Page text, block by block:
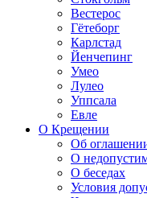
Вестерос
Гётеборг
Карлстад
Йенчепинг
Умео
Лулео
Уппсала
Евле
О Крещении
Об
О
О беседах
Условия